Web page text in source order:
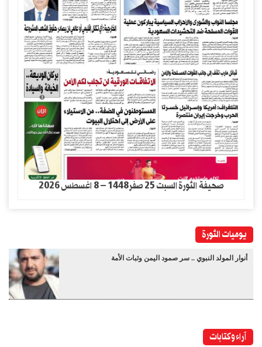
صحيفة الثورة السبت 25 صفر1448 – 8 اغسطس 2026
يوميات الثورة
أنوار المولد النبوي .. سر صمود اليمن وثبات الأمة
آراء وكتابات